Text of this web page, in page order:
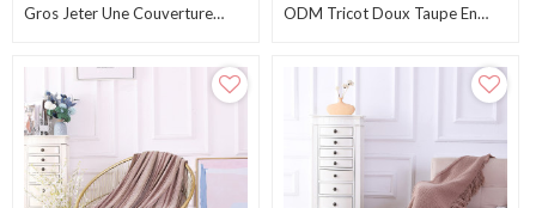
Gros Jeter Une Couverture
ODM Tricot Doux Taupe En